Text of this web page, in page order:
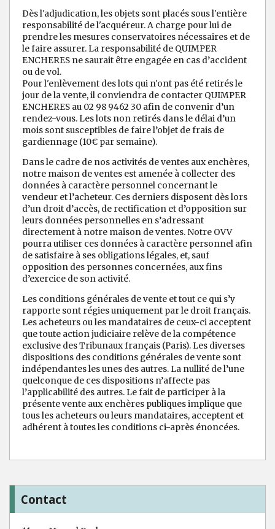
Dès l'adjudication, les objets sont placés sous l'entière
responsabilité de l'acquéreur. A charge pour lui de
prendre les mesures conservatoires nécessaires et de
le faire assurer. La responsabilité de QUIMPER
ENCHERES ne saurait être engagée en cas d’accident
ou de vol.
Pour l'enlèvement des lots qui n'ont pas été retirés le
jour de la vente, il conviendra de contacter QUIMPER
ENCHERES au 02 98 9462 30 afin de convenir d’un
rendez-vous. Les lots non retirés dans le délai d’un
mois sont susceptibles de faire l’objet de frais de
gardiennage (10€ par semaine).
Dans le cadre de nos activités de ventes aux enchères,
notre maison de ventes est amenée à collecter des
données à caractère personnel concernant le
vendeur et l’acheteur. Ces derniers disposent dès lors
d’un droit d’accès, de rectification et d’opposition sur
leurs données personnelles en s’adressant
directement à notre maison de ventes. Notre OVV
pourra utiliser ces données à caractère personnel afin
de satisfaire à ses obligations légales, et, sauf
opposition des personnes concernées, aux fins
d’exercice de son activité.
Les conditions générales de vente et tout ce qui s’y
rapporte sont régies uniquement par le droit français.
Les acheteurs ou les mandataires de ceux-ci acceptent
que toute action judiciaire relève de la compétence
exclusive des Tribunaux français (Paris). Les diverses
dispositions des conditions générales de vente sont
indépendantes les unes des autres. La nullité de l’une
quelconque de ces dispositions n’affecte pas
l’applicabilité des autres. Le fait de participer à la
présente vente aux enchères publiques implique que
tous les acheteurs ou leurs mandataires, acceptent et
adhérent à toutes les conditions ci-après énoncées.
Contact